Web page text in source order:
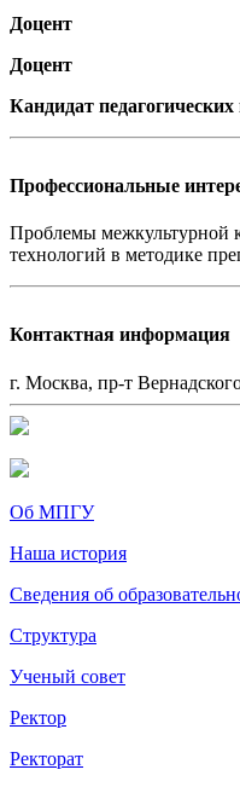
Доцент
Доцент
Кандидат педагогических
Профессиональные
Проблемы межкультурной
технологий в методике
Контактная информация
г. Москва, пр-т
Об МПГУ
Наша история
Сведения об
Структура
Ученый совет
Ректор
Ректорат